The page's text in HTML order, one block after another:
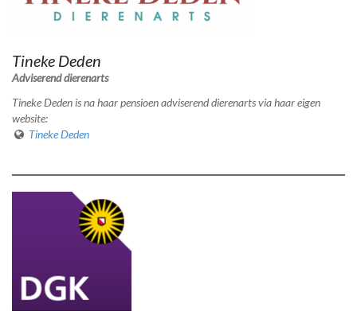
Tineke Deden
Adviserend dierenarts
Tineke Deden is na haar pensioen adviserend dierenarts via haar eigen
website:
Tineke Deden